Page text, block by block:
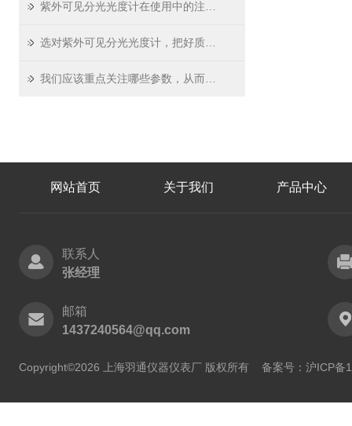
网站首页 关于我们 产品中心
联系人
张经理
邮箱
1437240564@qq.com
Copyright©2026 上海羽通仪器仪表厂 版权所有 备案号：沪ICP备